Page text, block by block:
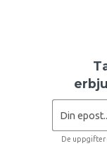
De uppgifter